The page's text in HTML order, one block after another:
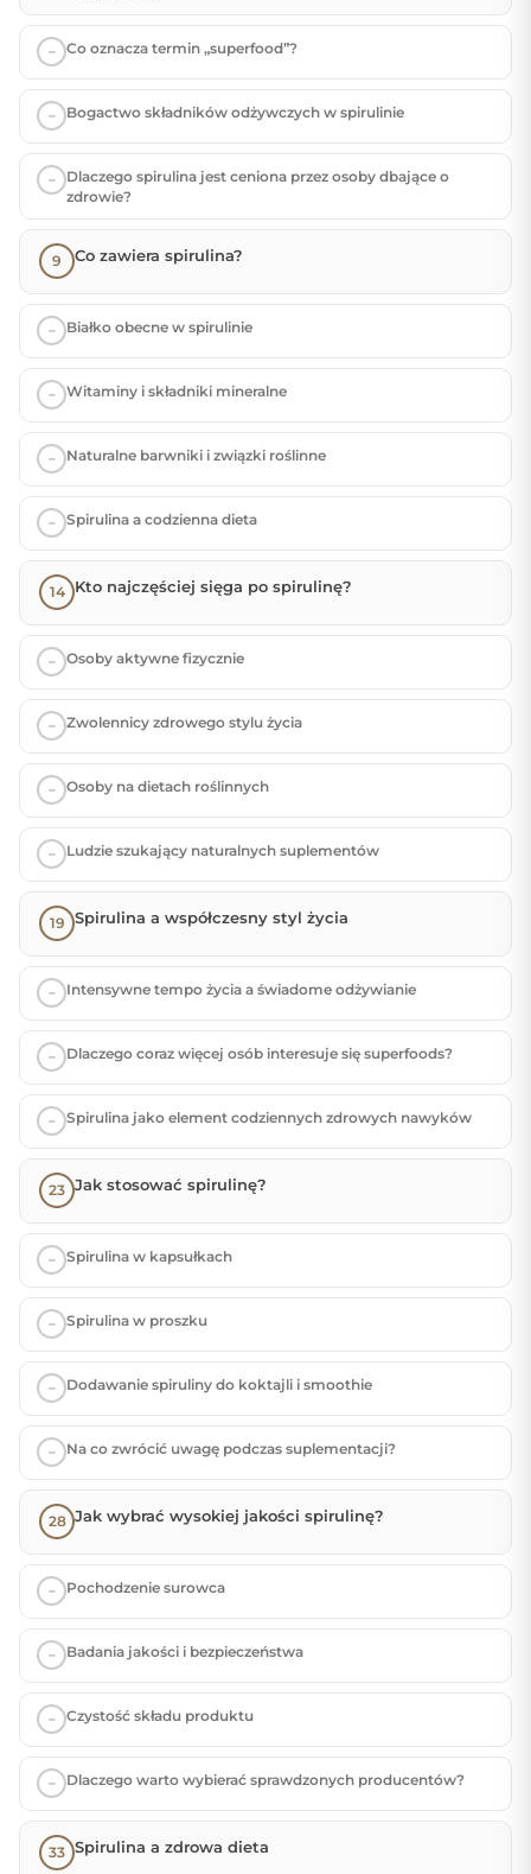
Co oznacza termin „superfood”?
Bogactwo składników odżywczych w spirulinie
Dlaczego spirulina jest ceniona przez osoby dbające o
zdrowie?
Co zawiera spirulina?
Białko obecne w spirulinie
Witaminy i składniki mineralne
Naturalne barwniki i związki roślinne
Spirulina a codzienna dieta
Kto najczęściej sięga po spirulinę?
Osoby aktywne fizycznie
Zwolennicy zdrowego stylu życia
Osoby na dietach roślinnych
Ludzie szukający naturalnych suplementów
Spirulina a współczesny styl życia
Intensywne tempo życia a świadome odżywianie
Dlaczego coraz więcej osób interesuje się superfoods?
Spirulina jako element codziennych zdrowych nawyków
Jak stosować spirulinę?
Spirulina w kapsułkach
Spirulina w proszku
Dodawanie spiruliny do koktajli i smoothie
Na co zwrócić uwagę podczas suplementacji?
Jak wybrać wysokiej jakości spirulinę?
Pochodzenie surowca
Badania jakości i bezpieczeństwa
Czystość składu produktu
Dlaczego warto wybierać sprawdzonych producentów?
Spirulina a zdrowa dieta